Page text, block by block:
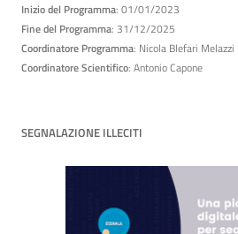
Inizio del Programma: 01/01/2023
Fine del Programma: 31/12/2025
Coordinatore Programma: Nicola Blefari Melazzi
Coordinatore Scientifico: Antonio Capone
SEGNALAZIONE ILLECITI